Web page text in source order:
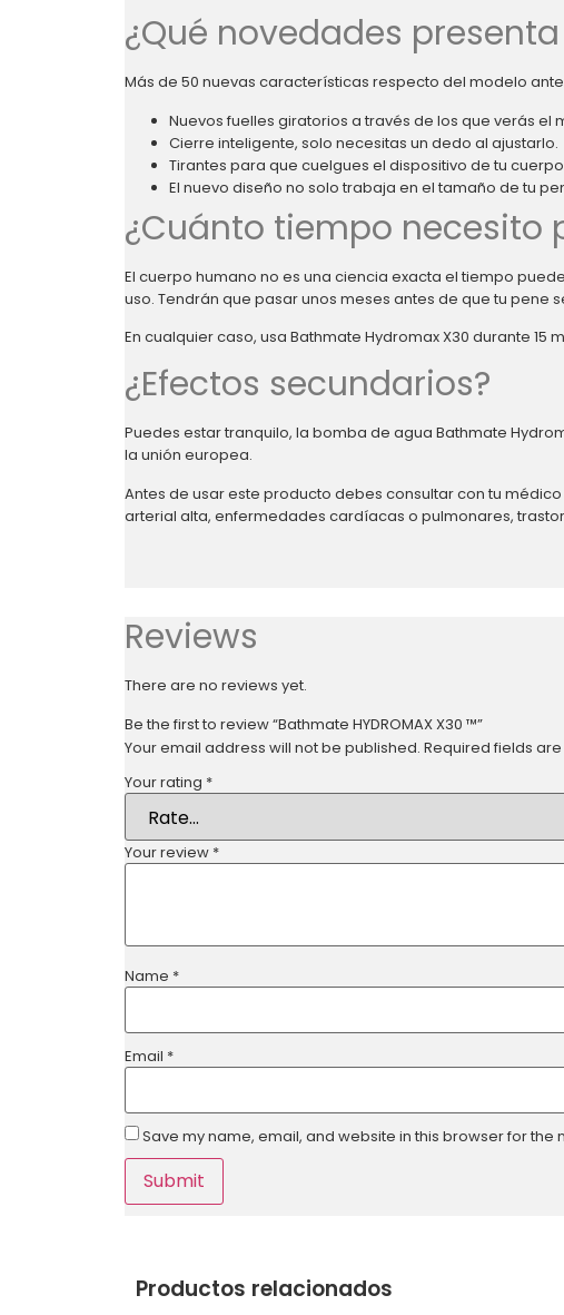
¿Qué novedades
Más de 50 nuevas características respecto del modelo
Nuevos fuelles giratorios a través de los que verás el
Cierre inteligente, solo necesitas un dedo al ajustarlo.
Tirantes para que cuelgues el dispositivo de tu
El nuevo diseño no solo trabaja en el tamaño de tu
¿Cuánto tiempo necesito
El cuerpo humano no es una ciencia exacta el tiempo
uso. Tendrán que pasar unos meses antes de que tu pene
En cualquier caso, usa Bathmate Hydromax X30 durante
¿Efectos secundarios?
Puedes estar tranquilo, la bomba de agua Bathmate
la unión europea.
Antes de usar este producto debes consultar con tu
arterial alta, enfermedades cardíacas o pulmonares,
Reviews
There are no reviews yet.
Be the first to review “Bathmate HYDROMAX X30 ™”
Your email address will not be published. Required fields
Your rating *
Your review *
Name *
Email *
Save my name, email, and website in this browser for the
Productos relacionados